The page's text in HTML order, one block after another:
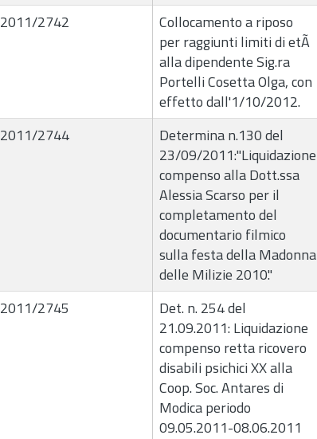
2011/2742
Collocamento a riposo
per raggiunti limiti di etÃ
alla dipendente Sig.ra
Portelli Cosetta Olga, con
effetto dall'1/10/2012.
2011/2744
Determina n.130 del
23/09/2011:"Liquidazione
compenso alla Dott.ssa
Alessia Scarso per il
completamento del
documentario filmico
sulla festa della Madonna
delle Milizie 2010."
2011/2745
Det. n. 254 del
21.09.2011: Liquidazione
compenso retta ricovero
disabili psichici XX alla
Coop. Soc. Antares di
Modica periodo
09.05.2011-08.06.2011